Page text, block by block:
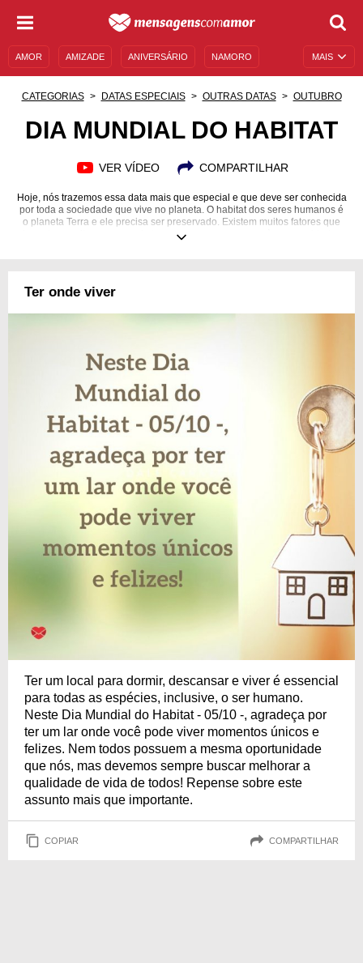
MAIS
AMOR AMIZADE ANIVERSÁRIO NAMORO
CATEGORIAS DATAS ESPECIAIS OUTRAS DATAS OUTUBRO
DIA MUNDIAL DO HABITAT
VER VÍDEO COMPARTILHAR
Hoje, nós trazemos essa data mais que especial e que deve ser conhecida
por toda a sociedade que vive no planeta. O habitat dos seres humanos é
o planeta Terra e ele precisa ser preservado. Existem muitos fatores que
impedem muitas pessoas de terem uma casa e acesso às necessidades
planeta a ser um lugar melhor de se viver.
Ter onde viver
Ter um local para dormir, descansar e viver é essencial
para todas as espécies, inclusive, o ser humano.
Neste Dia Mundial do Habitat - 05/10 -, agradeça por
ter um lar onde você pode viver momentos únicos e
felizes. Nem todos possuem a mesma oportunidade
que nós, mas devemos sempre buscar melhorar a
qualidade de vida de todos! Repense sobre este
assunto mais que importante.
COPIAR COMPARTILHAR